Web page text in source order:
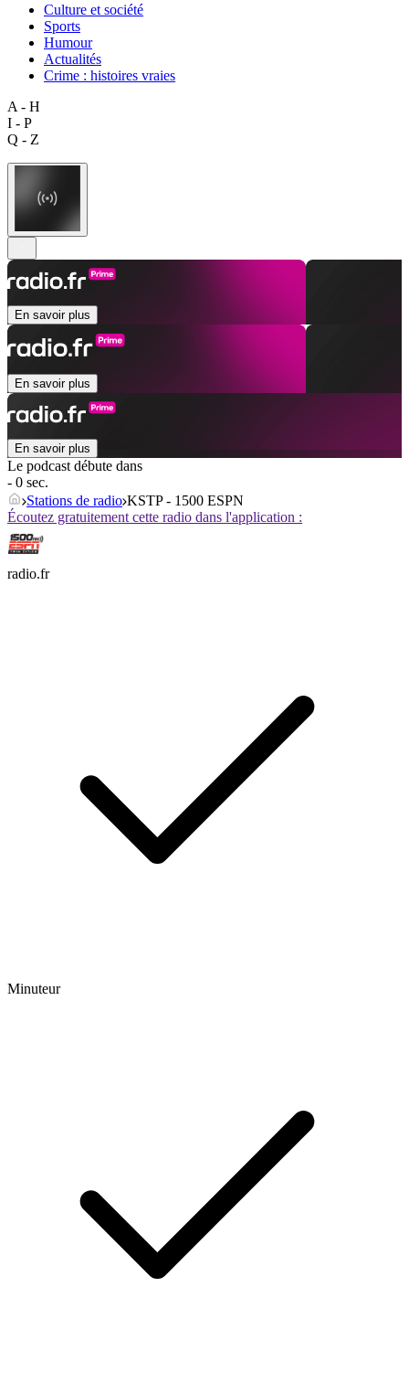
Culture et société
Sports
Humour
Actualités
Crime : histoires vraies
A - H
I - P
Q - Z
En savoir plus
En savoir plus
En savoir plus
Le podcast débute dans
- 0 sec.
Stations de radio KSTP - 1500 ESPN
Écoutez gratuitement cette radio dans l'application :
radio.fr
Minuteur